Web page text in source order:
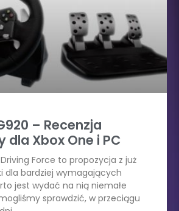
– Recenzja
dla Xbox One i PC
Force to propozycja z już
dla bardziej wymagających
jest wydać na nią niemałe
sprawdzić, w przeciągu